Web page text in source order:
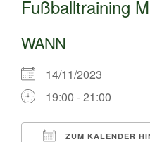
Fußballtraining
WANN
14/11/2023
19:00 - 21:00
ZUM KALENDER